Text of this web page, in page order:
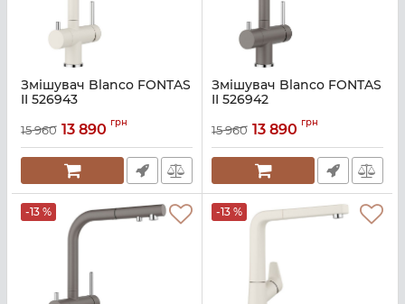
Змішувач Blanco FONTAS
II 526943
15 960 13 890 грн
Змішувач Blanco FONTAS
II 526942
15 960 13 890 грн
-13 % -13 %